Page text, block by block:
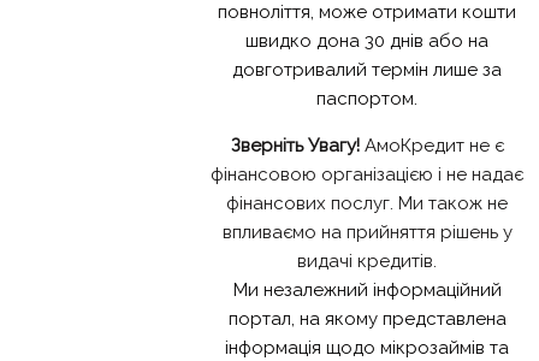
повноліття, може отримати кошти
швидко дона 30 днів або на
довготривалий термін лише за
паспортом.
Зверніть Увагу!АмоКредит не є
фінансовою організацією і не надає
фінансових послуг. Ми також не
впливаємо на прийняття рішень у
видачі кредитів.
Ми незалежний інформаційний
портал, на якому представлена
інформація щодо мікрозаймів та